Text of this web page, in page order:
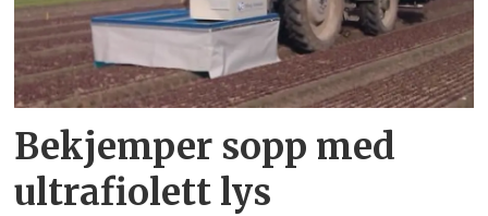
Bekjemper sopp med
ultrafiolett lys